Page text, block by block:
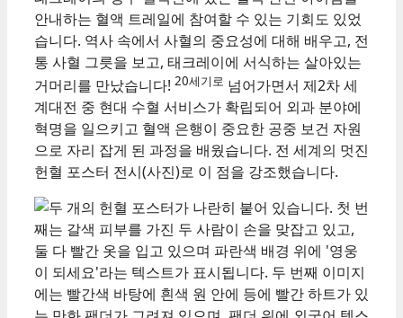
안내하는 혈액 트레일에 참여할 수 있는 기회도 있었
습니다. 역사 속에서 사혈의 중요성에 대해 배우고, 전
통 사혈 그릇을 보고, 태크레이에 서식하는 살아있는
거머리를 만났습니다! 20세기로 넘어가면서 제2차 세
계대전 중 현대 수혈 서비스가 확립되어 외과 분야에
혁명을 일으키고 혈액 은행이 중요한 공중 보건 자원
으로 자리 잡게 된 과정을 배웠습니다. 전 세계의 멋진
헌혈 포스터 전시(사진)로 이 점을 강조했습니다.